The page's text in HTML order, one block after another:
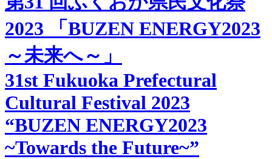
2023 「BUZEN ENERGY2023
～未来へ～」
31st Fukuoka Prefectural
Cultural Festival 2023
“BUZEN ENERGY2023
~Towards the Future~”